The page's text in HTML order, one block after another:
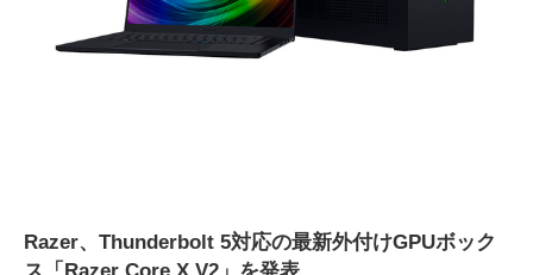
Razer、Thunderbolt 5対応の最新外付けGPUボック